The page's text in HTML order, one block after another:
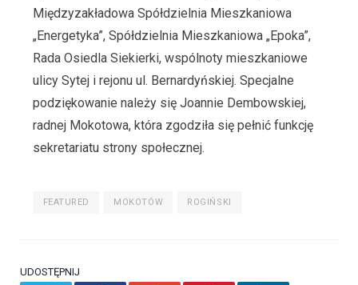
Międzyzakładowa Spółdzielnia Mieszkaniowa
„Energetyka”, Spółdzielnia Mieszkaniowa „Epoka”,
Rada Osiedla Siekierki, wspólnoty mieszkaniowe
ulicy Sytej i rejonu ul. Bernardyńskiej. Specjalne
podziękowanie należy się Joannie Dembowskiej,
radnej Mokotowa, która zgodziła się pełnić funkcję
sekretariatu strony społecznej.
FEATURED MOKOTÓW ROGIŃSKI
UDOSTĘPNIJ